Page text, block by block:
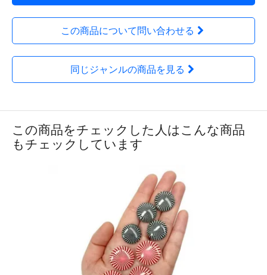
この商品について問い合わせる
同じジャンルの商品を見る
この商品をチェックした人はこんな商品
もチェックしています